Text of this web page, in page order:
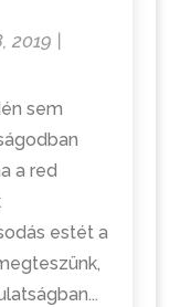
2019
sem
a red
estét a